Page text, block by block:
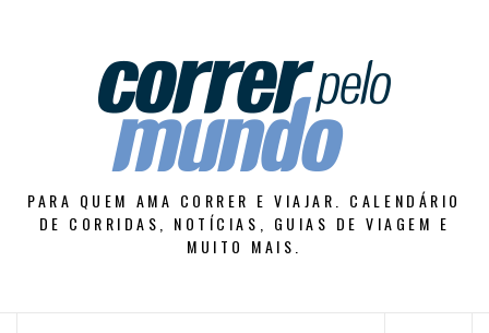
PARA QUEM AMA CORRER E VIAJAR. CALENDÁRIO
DE CORRIDAS, NOTÍCIAS, GUIAS DE VIAGEM E
MUITO MAIS.